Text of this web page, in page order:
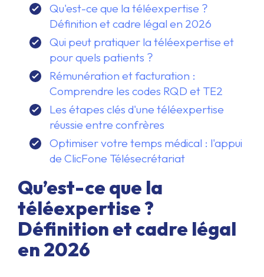
Qu'est-ce que la téléexpertise ?
Définition et cadre légal en 2026
Qui peut pratiquer la téléexpertise et
pour quels patients ?
Rémunération et facturation :
Comprendre les codes RQD et TE2
Les étapes clés d'une téléexpertise
réussie entre confrères
Optimiser votre temps médical : l'appui
de ClicFone Télésecrétariat
Qu’est-ce que la
téléexpertise ?
Définition et cadre légal
en 2026